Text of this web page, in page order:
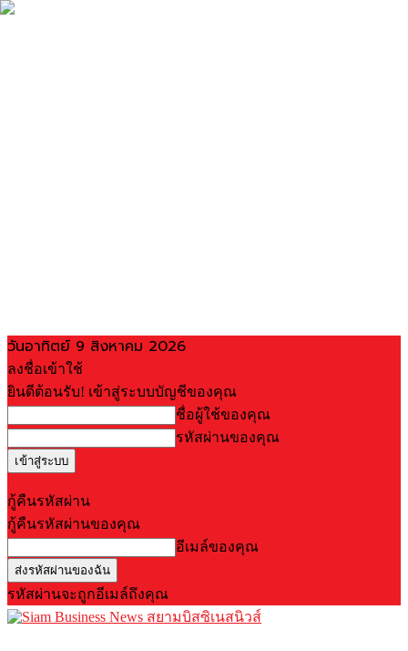
วันอาทิตย์ 9 สิงหาคม 2026
ลงชื่อเข้าใช้
ยินดีต้อนรับ! เข้าสู่ระบบบัญชีของคุณ
ชื่อผู้ใช้ของคุณ
รหัสผ่านของคุณ
กู้คืนรหัสผ่าน
กู้คืนรหัสผ่านของคุณ
อีเมล์ของคุณ
รหัสผ่านจะถูกอีเมล์ถึงคุณ
สยามบิสซิเนสนิวส์